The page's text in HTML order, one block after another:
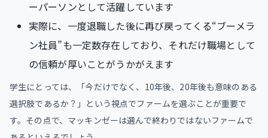
ーパーソンとして活躍しています
実際に、一度退職した後に再び戻ってくる“ブーメラ
ン社員”も一定数存在しており、それだけ職場として
の信頼が厚いことがうかがえます
学生にとっては、「今だけでなく、10年後、20年後も意味のある
選択肢であるか？」という視点でファームを選ぶことが重要で
す。その点で、マッキンゼーは選んで終わりではないファームで